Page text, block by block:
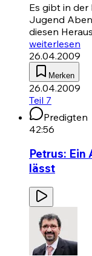
Es gibt in der
Jugend
diesen
weiterlesen
26.04.2009
Merken
26.04.2009
Teil 7
Predigten
42:56
Petrus: Ein
lässt